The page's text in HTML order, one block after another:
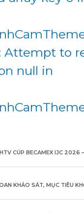
Attempt to
null in
CÚP BECAMEX IJC 2026
KHẢO SÁT, MỤC TIÊU